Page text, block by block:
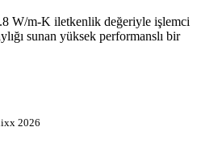
W/m-K iletkenlik değeriyle işlemci
sunan yüksek performanslı bir
2026